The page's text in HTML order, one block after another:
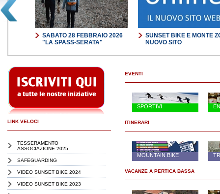
SABATO 28 FEBBRAIO 2026
"LA SPASS-SERATA"
SUNSET BIKE E MONTE ZOVO
LINK VELOCI
TESSERAMENTO
ASSOCIAZIONE 2025
SAFEGUARDING
VIDEO SUNSET BIKE 2024
VIDEO SUNSET BIKE 2023
EVENTI
SPORTIVI
ITINERARI
MOUNTAIN BIKE
VACANZE A PERTICA BASSA